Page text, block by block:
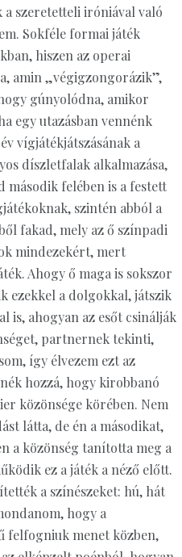
a szeretetteli iróniával való
Sokféle formai játék
hiszen az operai
amin „végigzongorázik”,
gúnyolódna, amikor
egy utazásban vennénk
vígjátékjátszásának a
díszletfalak alkalmazása,
második felében is a festett
szintén abból a
fakad, mely az ő színpadi
mindezekért, mert
Ahogy ő maga is sokszor
ezekkel a dolgokkal, játszik
is, ahogyan az esőt csinálják
partnernek tekinti,
így élvezem ezt az
hozzá, hogy kirobbanó
közönsége körében. Nem
látta, de én a másodikat,
a közönség tanította meg a
ez a játék a néző előtt.
a színészeket: hú, hát
hogy a
felfogniuk menet közben,